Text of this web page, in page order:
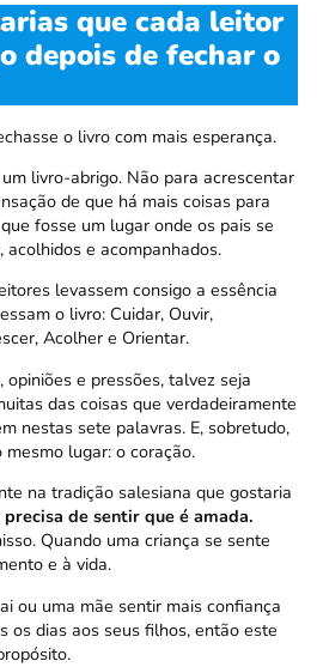
que cada leitor
depois de fechar o
o livro com mais esperança.
livro-abrigo. Não para acrescentar
de que há mais coisas para
fosse um lugar onde os pais se
acolhidos e acompanhados.
levassem consigo a essência
o livro: Cuidar, Ouvir,
Acolher e Orientar.
e pressões, talvez seja
das coisas que verdadeiramente
nestas sete palavras. E, sobretudo,
lugar: o coração.
na tradição salesiana que gostaria
de sentir que é amada.
Quando uma criança se sente
e à vida.
ou uma mãe sentir mais confiança
os dias aos seus filhos, então este